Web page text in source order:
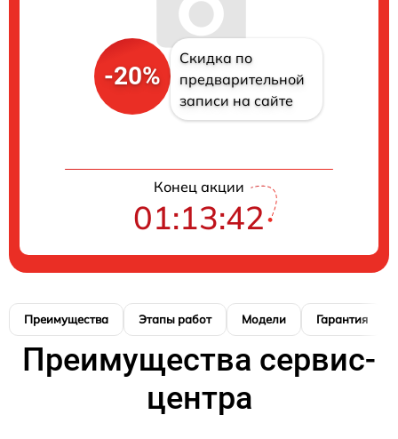
-20%
Скидка по
предварительной
записи на сайте
Конец акции
01:13:41
Преимущества Этапы работ Модели Гарантия
Преимущества сервис-
центра